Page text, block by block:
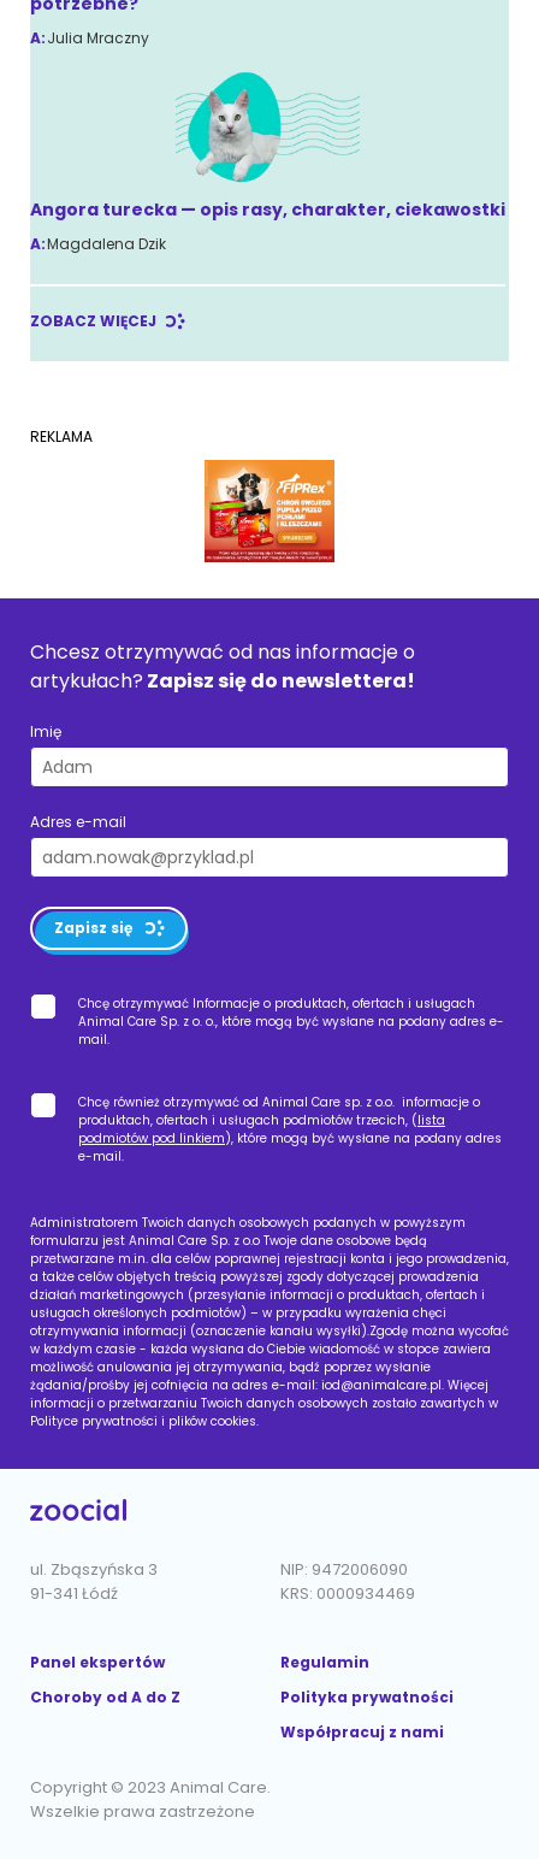
A:Julia Mraczny
Angora turecka — opis rasy, charakter, ciekawostki
A:Magdalena Dzik
ZOBACZ WIĘCEJ
REKLAMA
Chcesz otrzymywać od nas informacje o
artykułach? Zapisz się do newslettera!
Imię
Adres e-mail
Zapisz się
Chcę otrzymywać Informacje o produktach, ofertach i usługach
Animal Care Sp. z o. o., które mogą być wysłane na podany adres e-
mail.
Chcę również otrzymywać od Animal Care sp. z o.o. informacje o
produktach, ofertach i usługach podmiotów trzecich, (lista
podmiotów pod linkiem), które mogą być wysłane na podany adres
e-mail.
Administratorem Twoich danych osobowych podanych w powyższym
formularzu jest Animal Care Sp. z o.o Twoje dane osobowe będą
przetwarzane m.in. dla celów poprawnej rejestracji konta i jego prowadzenia,
a także celów objętych treścią powyższej zgody dotyczącej prowadzenia
działań marketingowych (przesyłanie informacji o produktach, ofertach i
usługach określonych podmiotów) – w przypadku wyrażenia chęci
otrzymywania informacji (oznaczenie kanału wysyłki).Zgodę można wycofać
w każdym czasie - każda wysłana do Ciebie wiadomość w stopce zawiera
możliwość anulowania jej otrzymywania, bądź poprzez wysłanie
żądania/prośby jej cofnięcia na adres e-mail: iod@animalcare.pl. Więcej
informacji o przetwarzaniu Twoich danych osobowych zostało zawartych w
Polityce prywatności i plików cookies.
ul. Zbąszyńska 3
91-341 Łódź
NIP: 9472006090
KRS: 0000934469
Panel ekspertów
Choroby od A do Z
Regulamin
Polityka prywatności
Współpracuj z nami
Copyright © 2023 Animal Care.
Wszelkie prawa zastrzeżone